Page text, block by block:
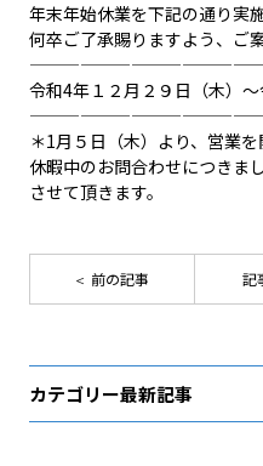
年末年始休業を下記の通り実
何卒ご了承賜りますよう、ご
令和4年１２月２９日（木）～
＊1月５日（木）より、営業を
休暇中のお問合わせにつきま
させて頂きます。
前の記事 記
カテゴリー最新記事